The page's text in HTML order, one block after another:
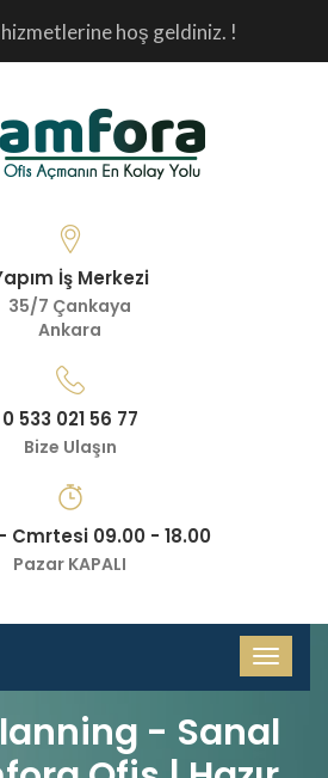
hoş geldiniz. !
İş Merkezi
35/7 Çankaya
Ankara
0 533 021 56 77
Bize Ulaşın
Cmrtesi 09.00 - 18.00
Pazar KAPALI
- Sanal